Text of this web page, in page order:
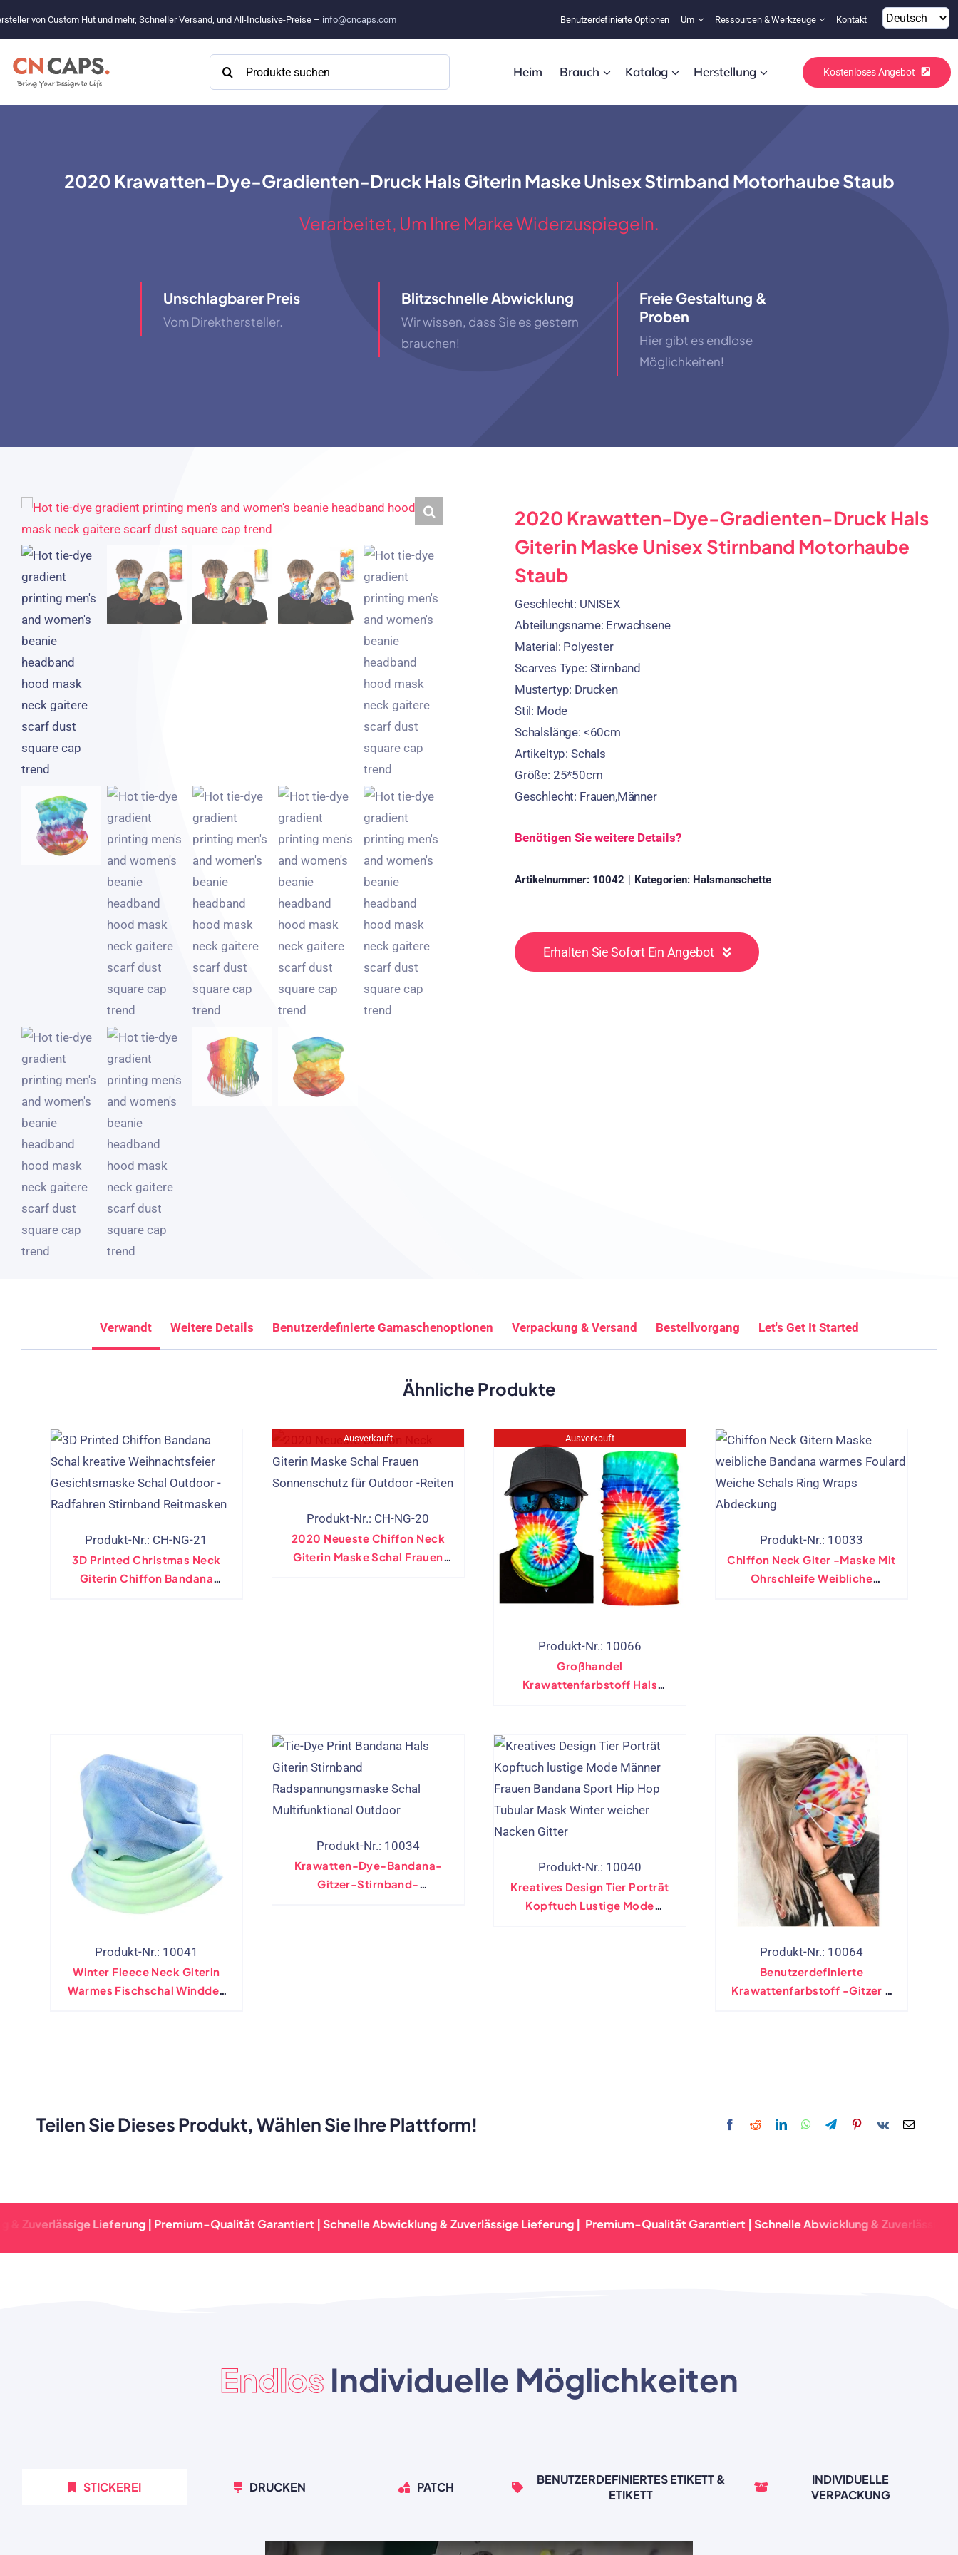
von Custom Hut und mehr, Schneller Versand, und All-Inclusive-Preise – info@cncaps.com Benutzerdefinierte Optionen Um Ressourcen & Werkzeuge Kontakt
Suchen
nach:
Heim Brauch Katalog Herstellung Kostenloses Angebot
2020 Krawatten-Dye-Gradienten-Druck Hals Giterin Maske Unisex Stirnband Motorhaube Staub
Verarbeitet, Um Ihre Marke Widerzuspiegeln.
Unschlagbarer Preis
Vom Direkthersteller.
Blitzschnelle Abwicklung
Wir wissen, dass Sie es gestern
brauchen!
Freie Gestaltung &
Proben
Hier gibt es endlose
Möglichkeiten!
2020 Krawatten-Dye-Gradienten-Druck Hals
Giterin Maske Unisex Stirnband Motorhaube
Staub
Geschlecht: UNISEX
Abteilungsname: Erwachsene
Material: Polyester
Scarves Type: Stirnband
Mustertyp: Drucken
Stil: Mode
Schalslänge: <60cm
Artikeltyp: Schals
Größe: 25*50cm
Geschlecht: Frauen,Männer
Benötigen Sie weitere Details?
Artikelnummer: 10042 | Kategorien: Halsmanschette
Erhalten Sie Sofort Ein Angebot
Verwandt Weitere Details Benutzerdefinierte Gamaschenoptionen Verpackung & Versand Bestellvorgang Let's Get It Started
Ähnliche Produkte
Produkt-Nr.: CH-NG-21
3D Printed Christmas Neck
Giterin Chiffon Bandana
Ausverkauft
Produkt-Nr.: CH-NG-20
2020 Neueste Chiffon Neck
Giterin Maske Schal Frauen
Ausverkauft
Produkt-Nr.: 10066
Großhandel
Krawattenfarbstoff Hals
Produkt-Nr.: 10033
Chiffon Neck Giter -Maske Mit
Ohrschleife Weibliche
Produkt-Nr.: 10041
Winter Fleece Neck Giterin
Warmes Fischschal Winddes
Produkt-Nr.: 10034
Krawatten-Dye-Bandana-
Gitzer-Stirnband-
Produkt-Nr.: 10040
Kreatives Design Tier Porträt
Kopftuch Lustige Mode
Produkt-Nr.: 10064
Benutzerdefinierte
Krawattenfarbstoff -Gitzer -
Teilen Sie Dieses Produkt, Wählen Sie Ihre Plattform!
Lieferung | Premium-Qualität Garantiert | Schnelle Abwicklung & Zuverlässige Lieferung | Premium-Qualität Garantiert | Schnelle Abwicklung & Zuverlässige
Endlos Individuelle Möglichkeiten
STICKEREI DRUCKEN PATCH
BENUTZERDEFINIERTES ETIKETT &
ETIKETT
INDIVIDUELLE
VERPACKUNG